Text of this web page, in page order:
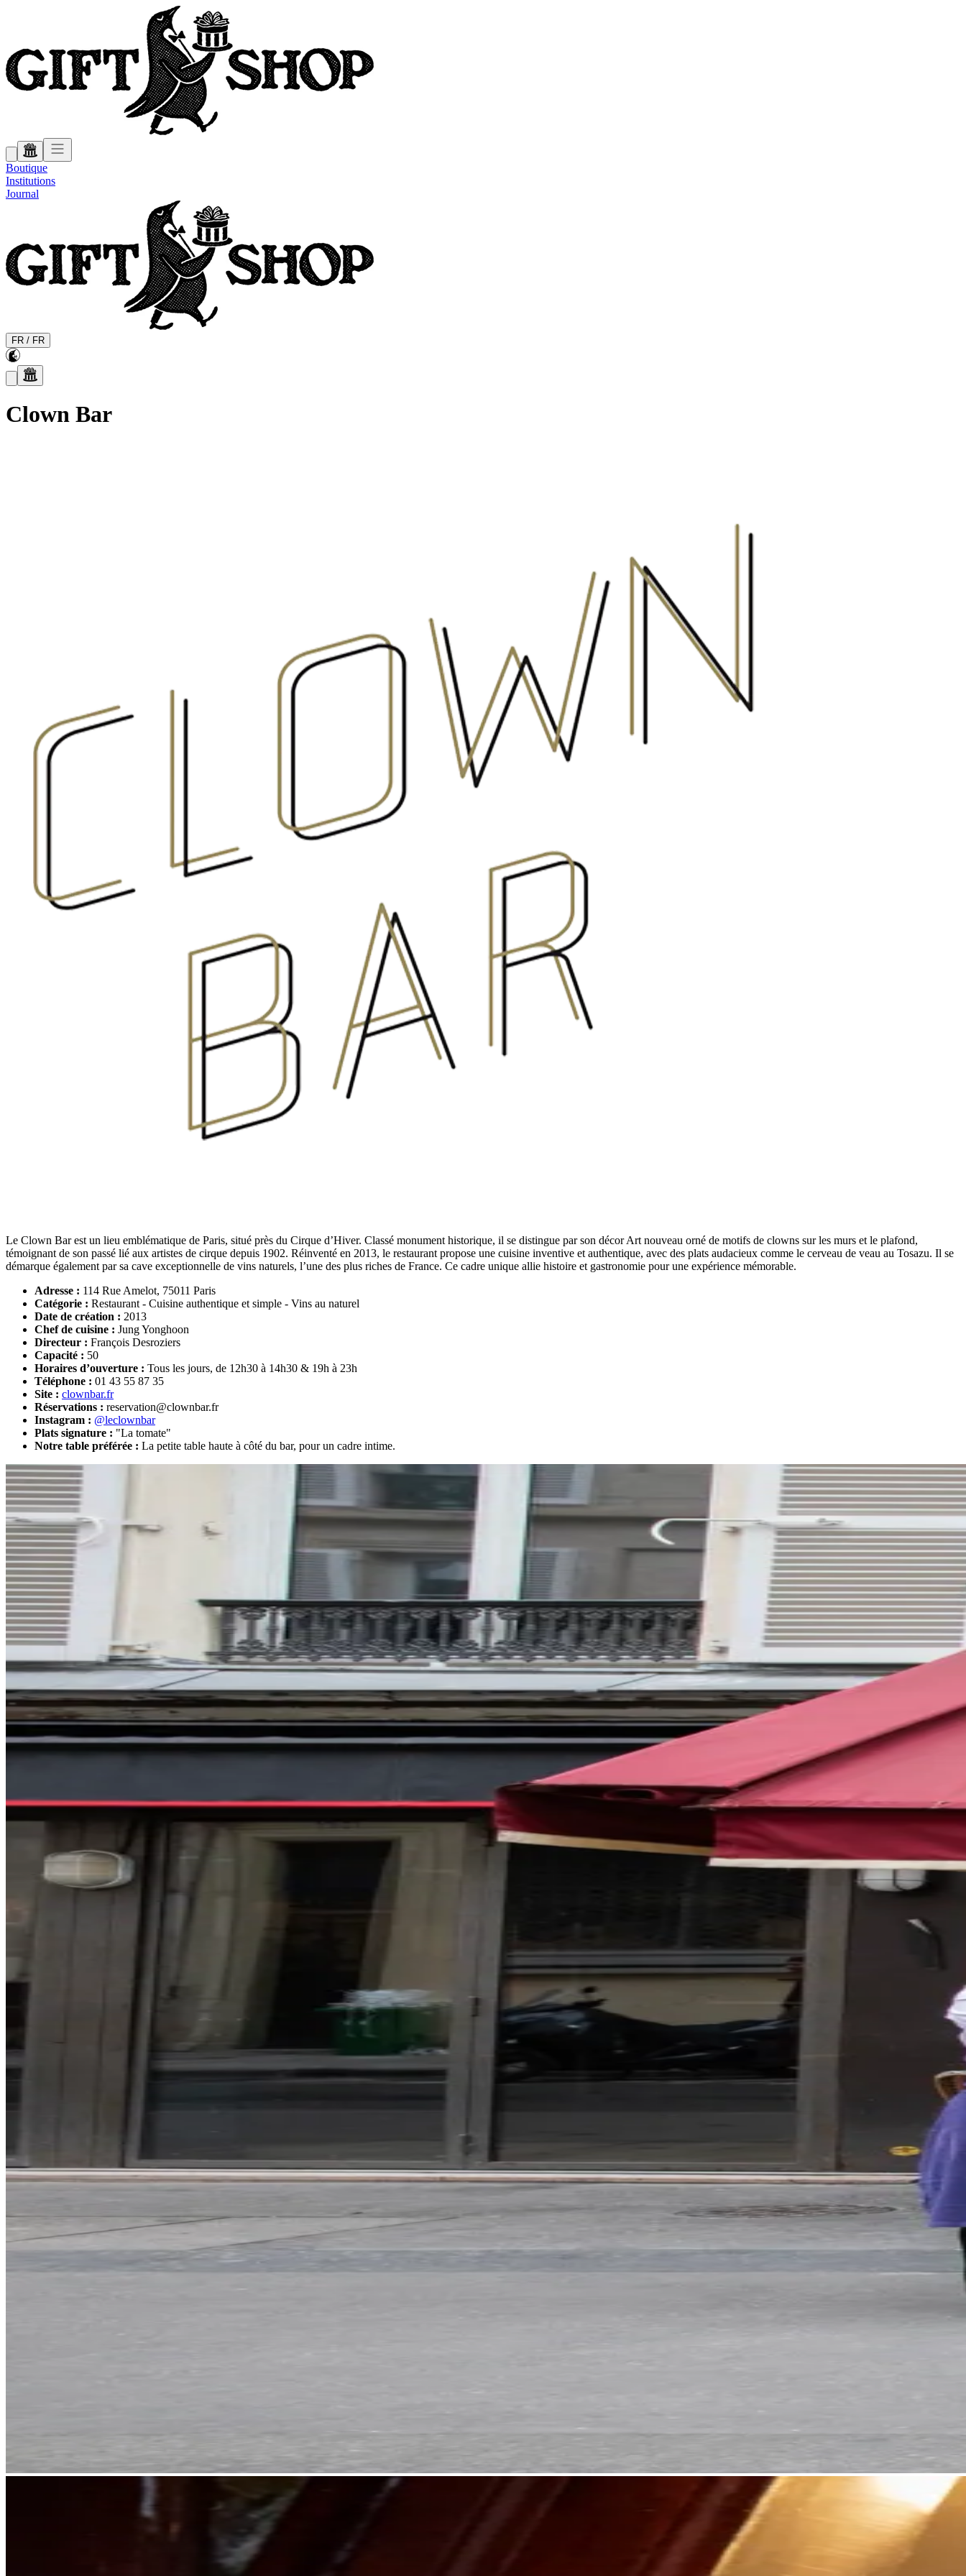
Boutique
Institutions
Journal
FR / FR
Clown Bar
Le Clown Bar est un lieu emblématique de Paris, situé près du Cirque d’Hiver. Classé monument historique, il se distingue par son décor Art nouveau orné de motifs de clowns sur les murs et le plafond,
témoignant de son passé lié aux artistes de cirque depuis 1902. Réinventé en 2013, le restaurant propose une cuisine inventive et authentique, avec des plats audacieux comme le cerveau de veau au Tosazu. Il se
démarque également par sa cave exceptionnelle de vins naturels, l’une des plus riches de France. Ce cadre unique allie histoire et gastronomie pour une expérience mémorable.
Adresse : 114 Rue Amelot, 75011 Paris
Catégorie : Restaurant - Cuisine authentique et simple - Vins au naturel
Date de création : 2013
Chef de cuisine : Jung Yonghoon
Directeur : François Desroziers
Capacité : 50
Horaires d’ouverture : Tous les jours, de 12h30 à 14h30 & 19h à 23h
Téléphone : 01 43 55 87 35
Site : clownbar.fr
Réservations : reservation@clownbar.fr
Instagram : @leclownbar
Plats signature : "La tomate"
Notre table préférée : La petite table haute à côté du bar, pour un cadre intime.